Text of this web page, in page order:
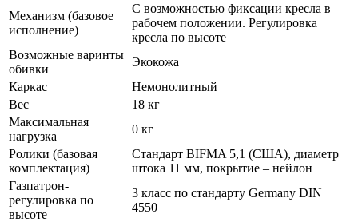
Механизм (базовое
исполнение)
С возможностью фиксации кресла в
рабочем положении. Регулировка
кресла по высоте
Возможные варинты
обивки
Экокожа
Каркас
Немонолитный
Вес
18 кг
Максимальная
нагрузка
0 кг
Ролики (базовая
комплектация)
Стандарт BIFMA 5,1 (США), диаметр
штока 11 мм, покрытие – нейлон
Газпатрон-
регулировка по
высоте
3 класс по стандарту Germany DIN
4550